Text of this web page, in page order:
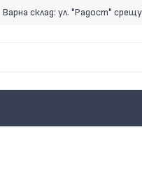
Варна склад: ул. "Радост"